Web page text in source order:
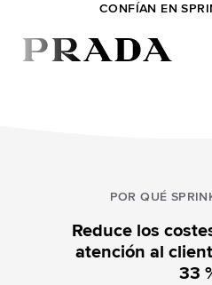
CONFÍAN EN
POR QUÉ
Reduce los
atención al
33